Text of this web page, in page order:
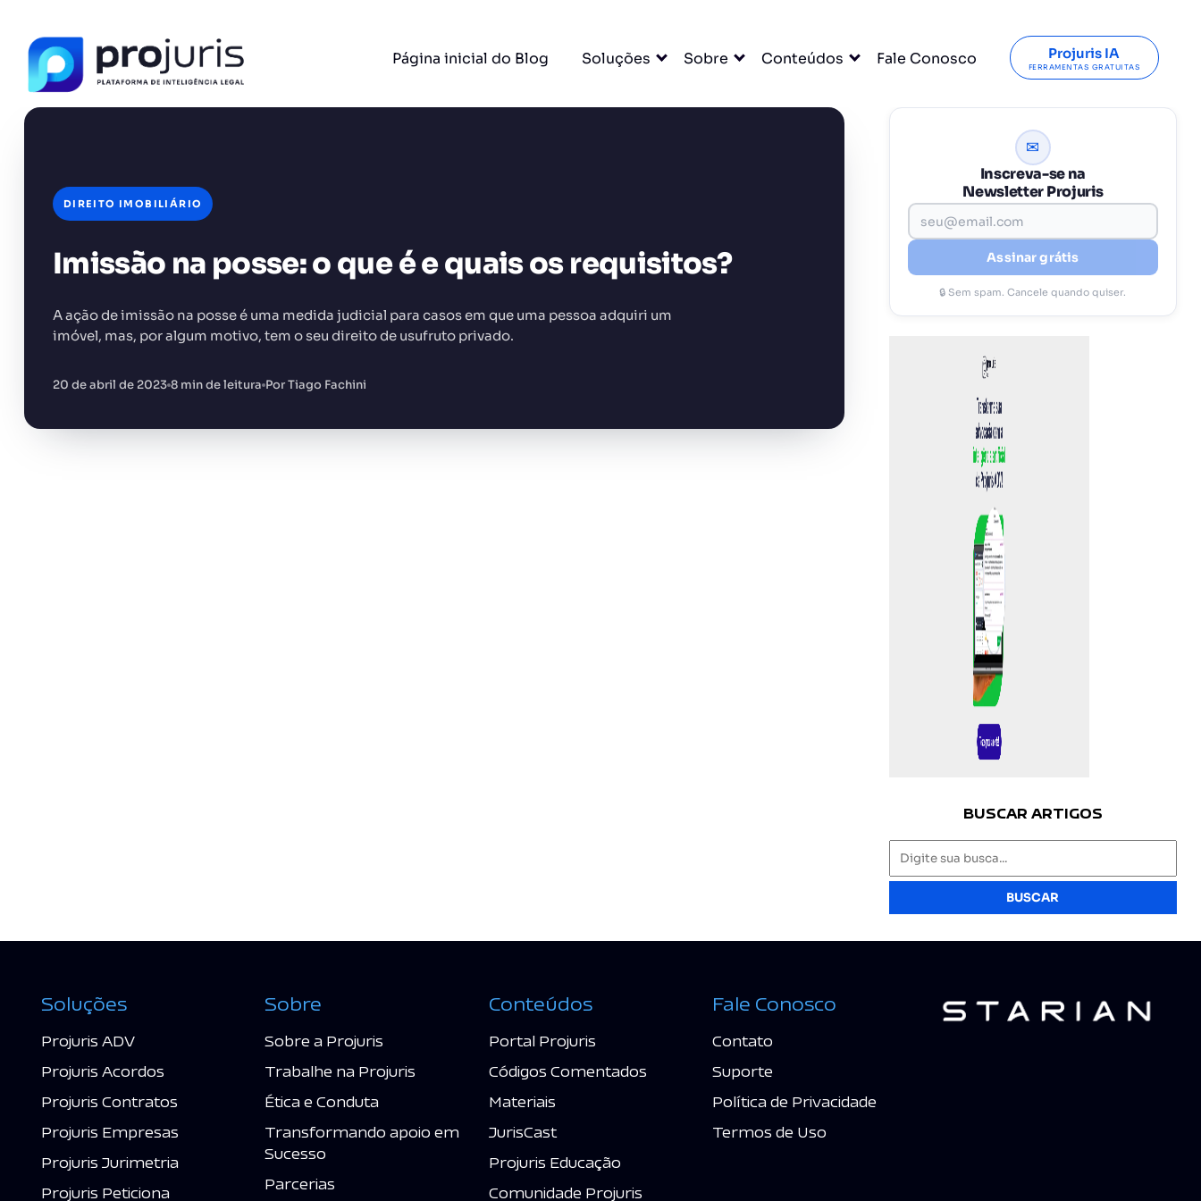
Página inicial do Blog Soluções Sobre Conteúdos Fale Conosco Projuris IA
FERRAMENTAS GRATUITAS
DIREITO IMOBILIÁRIO
Imissão na posse: o que é e quais os requisitos?
A ação de imissão na posse é uma medida judicial para casos em que uma pessoa adquiri um
imóvel, mas, por algum motivo, tem o seu direito de usufruto privado.
20 de abril de 2023 8 min de leitura Por Tiago Fachini
✉
Inscreva-se na
Newsletter Projuris
Assinar grátis
🔒 Sem spam. Cancele quando quiser.
BUSCAR ARTIGOS
BUSCAR
Soluções
Projuris ADV
Projuris Acordos
Projuris Contratos
Projuris Empresas
Projuris Jurimetria
Projuris Peticiona
Sobre
Sobre a Projuris
Trabalhe na Projuris
Ética e Conduta
Transformando apoio em
Sucesso
Parcerias
Conteúdos
Portal Projuris
Códigos Comentados
Materiais
JurisCast
Projuris Educação
Comunidade Projuris
Fale Conosco
Contato
Suporte
Política de Privacidade
Termos de Uso